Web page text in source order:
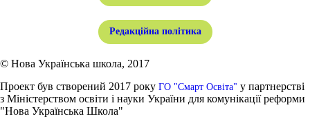
Редакційна політика
© Нова Українська школа, 2017
Проект був створений 2017 року ГО "Смарт Освіта" у партнерстві
з Міністерством освіти і науки України для комунікації реформи
"Нова Українська Школа"